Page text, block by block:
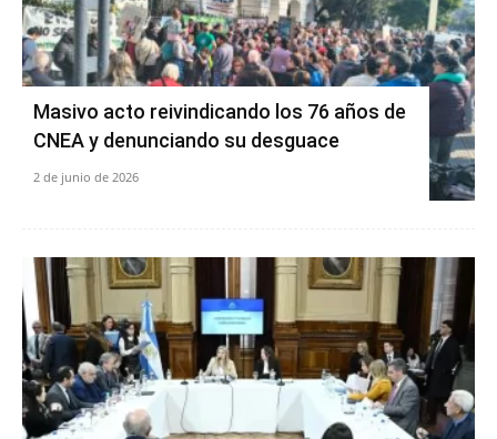
Masivo acto reivindicando los 76 años de
CNEA y denunciando su desguace
2 de junio de 2026